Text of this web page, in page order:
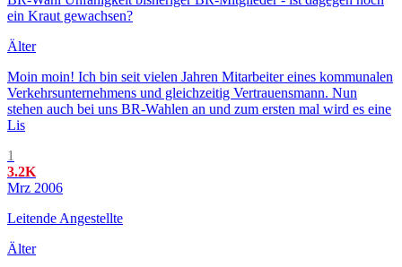
ein Kraut gewachsen?
Älter
Moin moin! Ich bin seit vielen Jahren Mitarbeiter eines kommunalen
Verkehrsunternehmens und gleichzeitig Vertrauensmann. Nun
stehen auch bei uns BR-Wahlen an und zum ersten mal wird es eine
Lis
1
3.2K
Mrz 2006
Leitende Angestellte
Älter